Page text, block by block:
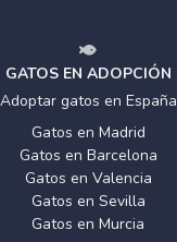
GATOS EN ADOPCIÓN
Adoptar gatos en España
Gatos en Madrid
Gatos en Barcelona
Gatos en Valencia
Gatos en Sevilla
Gatos en Murcia